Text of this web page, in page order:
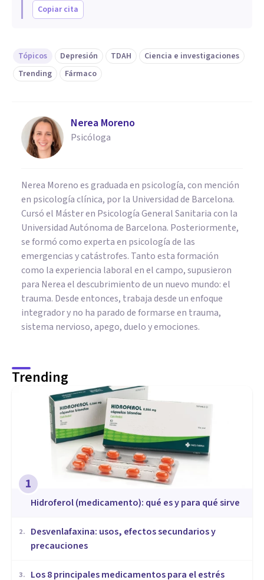
Copiar cita
Tópicos Depresión TDAH
Ciencia e investigaciones
Trending
Fármaco
Nerea Moreno
Psicóloga
Nerea Moreno es graduada en psicología, con mención
en psicología clínica, por la Universidad de Barcelona.
Cursó el Máster en Psicología General Sanitaria con la
Universidad Autónoma de Barcelona. Posteriormente,
se formó como experta en psicología de las
emergencias y catástrofes. Tanto esta formación
como la experiencia laboral en el campo, supusieron
para Nerea el descubrimiento de un nuevo mundo: el
trauma. Desde entonces, trabaja desde un enfoque
integrador y no ha parado de formarse en trauma,
sistema nervioso, apego, duelo y emociones.
Trending
1
Hidroferol (medicamento): qué es y para qué sirve
2.
Desvenlafaxina: usos, efectos secundarios y
precauciones
3. Los 8 principales medicamentos para el estrés